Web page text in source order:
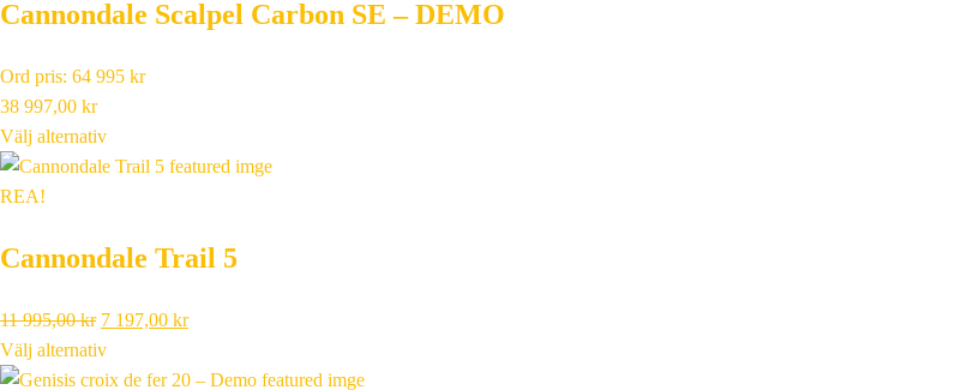
995,00 kr.
397,00 kr.
Cannondale Scalpel Carbon SE – DEMO
Ord pris: 64 995 kr
38 997,00 kr
Välj alternativ
REA!
Cannondale Trail 5
11 995,00kr Det
ursprungliga
priset
7 197,00 krDet
priset
Välj alternativ